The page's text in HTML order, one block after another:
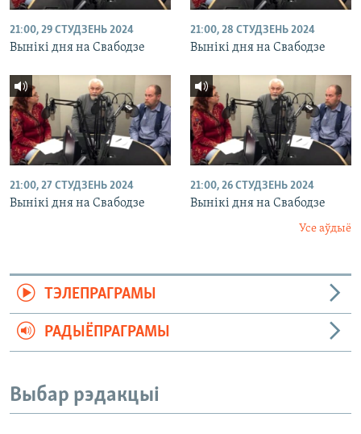
21:00, 29 СТУДЗЕНЬ 2024
Вынікі дня на Свабодзе
21:00, 28 СТУДЗЕНЬ 2024
Вынікі дня на Свабодзе
21:00, 27 СТУДЗЕНЬ 2024
Вынікі дня на Свабодзе
21:00, 26 СТУДЗЕНЬ 2024
Вынікі дня на Свабодзе
Усе аўдыё
ТЭЛЕПРАГРАМЫ
РАДЫЁПРАГРАМЫ
Выбар рэдакцыі